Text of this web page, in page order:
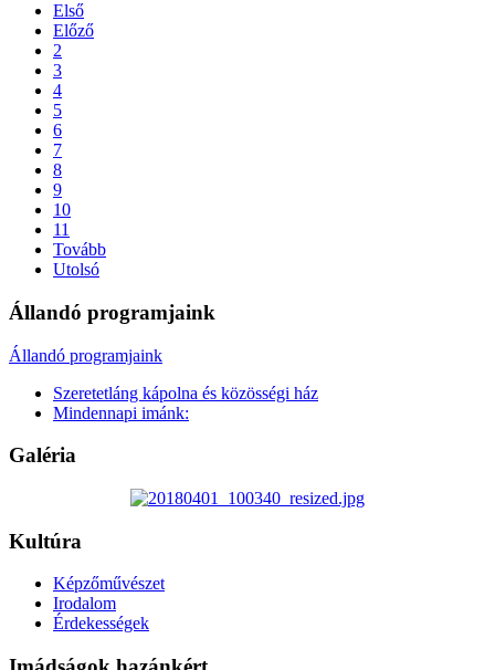
Első
Előző
2
3
4
5
6
7
8
9
10
11
Tovább
Utolsó
Állandó programjaink
Állandó programjaink
Szeretetláng kápolna és közösségi ház
Mindennapi imánk:
Galéria
Kultúra
Képzőművészet
Irodalom
Érdekességek